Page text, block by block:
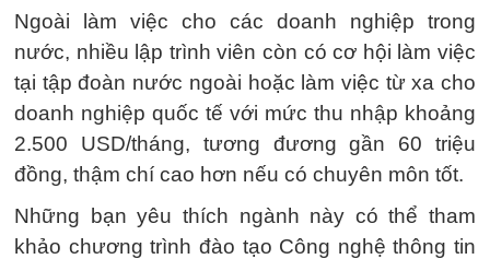
Ngoài làm việc cho các doanh nghiệp trong
nước, nhiều lập trình viên còn có cơ hội làm việc
tại tập đoàn nước ngoài hoặc làm việc từ xa cho
doanh nghiệp quốc tế với mức thu nhập khoảng
2.500 USD/tháng, tương đương gần 60 triệu
đồng, thậm chí cao hơn nếu có chuyên môn tốt.
Những bạn yêu thích ngành này có thể tham
khảo chương trình đào tạo Công nghệ thông tin